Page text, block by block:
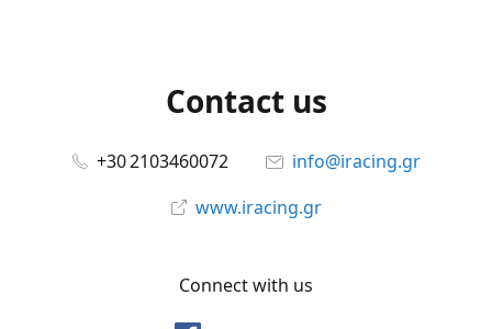
Contact us
+30 2103460072
info@iracing.gr
www.iracing.gr
Connect with us